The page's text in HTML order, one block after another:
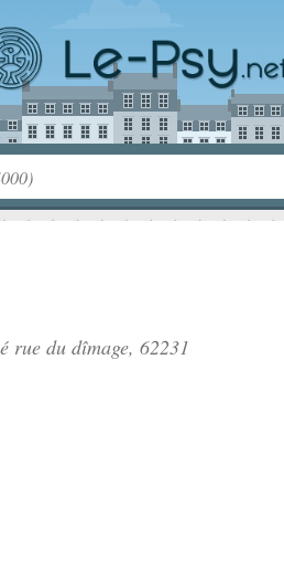
rue du dîmage, 62231